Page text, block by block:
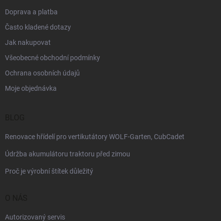
Doprava a platba
Často kladené dotazy
Jak nakupovat
Všeobecné obchodní podmínky
Ochrana osobních údajů
Moje objednávka
Renovace hřídelí pro vertikutátory WOLF-Garten, CubCadet
Údržba akumulátoru traktoru před zimou
Proč je výrobní štítek důležitý
Autorizovaný servis